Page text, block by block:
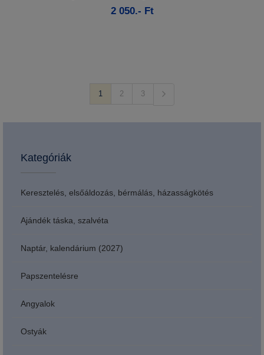
Kosárba
2 050.- Ft
1 2 3
Kategóriák
Keresztelés, elsőáldozás, bérmálás, házasságkötés
Ajándék táska, szalvéta
Naptár, kalendárium (2027)
Papszentelésre
Angyalok
Ostyák